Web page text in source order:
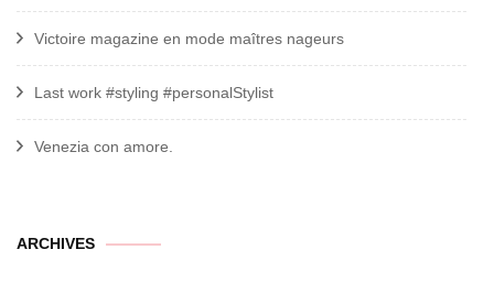
Victoire magazine en mode maîtres nageurs
Last work #styling #personalStylist
Venezia con amore.
ARCHIVES archives